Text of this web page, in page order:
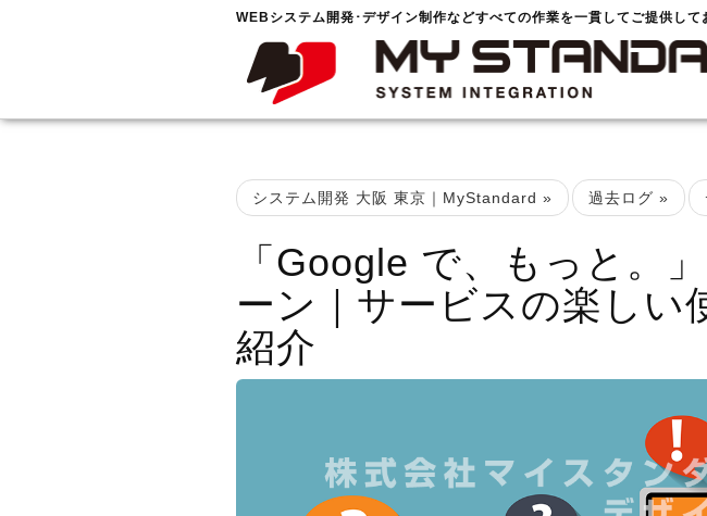
WEBシステム開発･デザイン制作などすべての作業を一貫してご提供して
システム開発 大阪 東京｜MyStandard » 過去ログ »
「Google で、もっと。
ーン｜サービスの楽しい
紹介